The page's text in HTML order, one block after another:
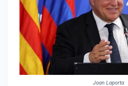
Joan Laporta